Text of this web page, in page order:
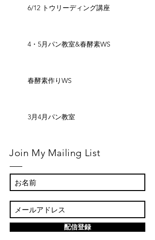
6/12 トウリーディング講座
4・5月パン教室&春酵素WS
春酵素作りWS
3月4月パン教室
Join My Mailing List
配信登録